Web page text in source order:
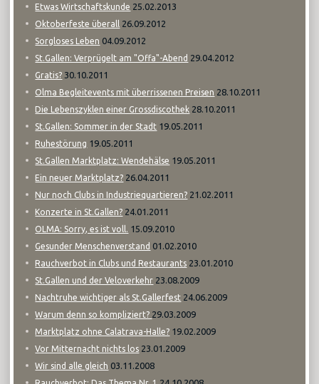
Etwas Wirtschaftskunde 25.02.2013
Oktoberfeste überall 26.09.2012
Sorgloses Leben 04.09.2012
St.Gallen: Verprügelt am "Offa"-Abend 29.04.2012
Gratis? 30.10.2011
Olma Begleitevents mit überrissenen Preisen 28.10.2011
Die Lebenszyklen einer Grossdiscothek 28.10.2011
St.Gallen: Sommer in der Stadt 19.05.2011
Ruhestörung 19.05.2011
St.Gallen Marktplatz: Wendehälse 19.05.2011
Ein neuer Marktplatz? 26.04.2011
Nur noch Clubs in Industriequartieren? 21.02.2011
Konzerte in St.Gallen? 24.01.2011
OLMA: Sorry, es ist voll. 15.09.2010
Gesunder Menschenverstand 01.02.2010
Rauchverbot in Clubs und Restaurants 23.01.2010
St.Gallen und der Veloverkehr 23.08.2009
Nachtruhe wichtiger als St.Gallerfest 24.06.2009
Warum denn so kompliziert? 29.03.2009
Marktplatz ohne Calatrava-Halle? 19.02.2009
Vor Mitternacht nichts los 23.01.2009
Wir sind alle gleich 03.11.2008